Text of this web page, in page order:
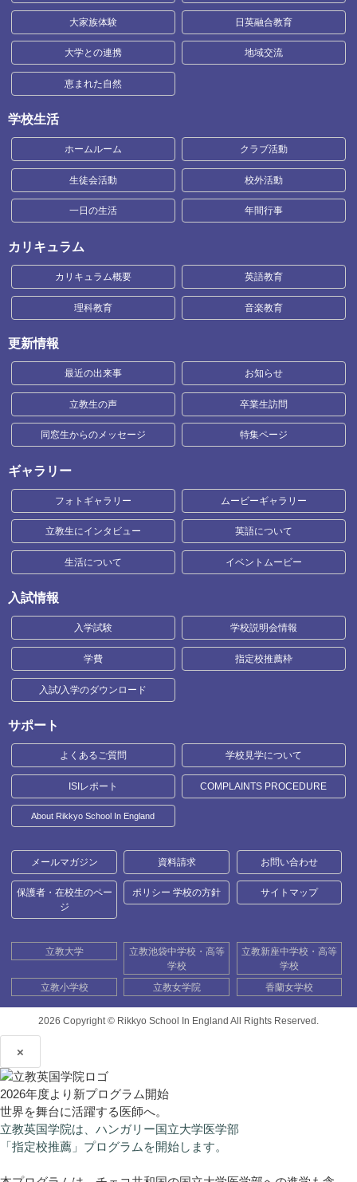
大家族体験 日英融合教育
大学との連携 地域交流
恵まれた自然
学校生活
ホームルーム クラブ活動
生徒会活動 校外活動
一日の生活 年間行事
カリキュラム
カリキュラム概要 英語教育
理科教育 音楽教育
更新情報
最近の出来事 お知らせ
立教生の声 卒業生訪問
同窓生からのメッセージ 特集ページ
ギャラリー
フォトギャラリー ムービーギャラリー
立教生にインタビュー 英語について
生活について イベントムービー
入試情報
入学試験 学校説明会情報
学費 指定校推薦枠
入試/入学のダウンロード
サポート
よくあるご質問 学校見学について
ISIレポート COMPLAINTS PROCEDURE
About Rikkyo School In England
メールマガジン 資料請求 お問い合わせ
保護者・在校生のペー
ジ
ポリシー 学校の方針 サイトマップ
立教大学
立教池袋中学校・高等
学校
立教新座中学校・高等
学校
立教小学校
立教女学院 香蘭女学校
2026 Copyright © Rikkyo School In England All Rights Reserved.
×
2026年度より新プログラム開始
世界を舞台に活躍する医師へ。
立教英国学院は、ハンガリー国立大学医学部
「指定校推薦」プログラムを開始します。